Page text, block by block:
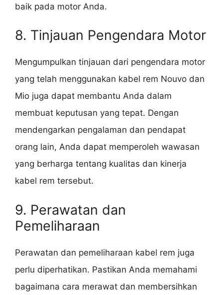
baik pada motor Anda.
8. Tinjauan Pengendara Motor
Mengumpulkan tinjauan dari pengendara motor
yang telah menggunakan kabel rem Nouvo dan
Mio juga dapat membantu Anda dalam
membuat keputusan yang tepat. Dengan
mendengarkan pengalaman dan pendapat
orang lain, Anda dapat memperoleh wawasan
yang berharga tentang kualitas dan kinerja
kabel rem tersebut.
9. Perawatan dan
Pemeliharaan
Perawatan dan pemeliharaan kabel rem juga
perlu diperhatikan. Pastikan Anda memahami
bagaimana cara merawat dan membersihkan